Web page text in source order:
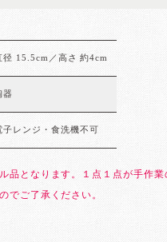
径 15.5cm／高さ 約4cm
器
子レンジ・食洗機不可
品となります。１点１点が手作
でご了承ください。